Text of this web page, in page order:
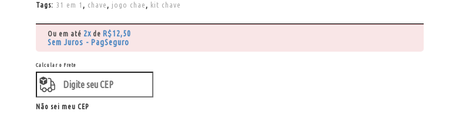
Tags: 31 em 1 , chave , jogo chae , kit chave
Ou em até 2x de R$12,50
Sem Juros - PagSeguro
Calcular o Frete
Não sei meu CEP